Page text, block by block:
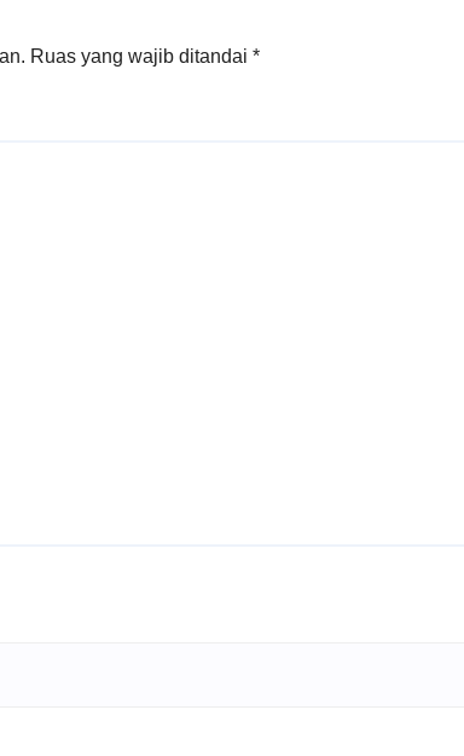
Ruas yang wajib ditandai *